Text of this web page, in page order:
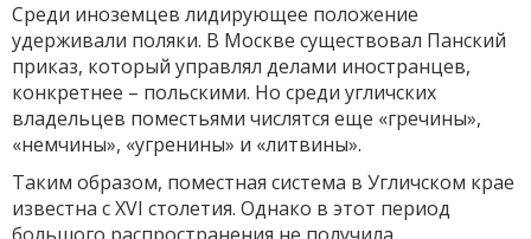
Среди иноземцев лидирующее положение
удерживали поляки. В Москве существовал Панский
приказ, который управлял делами иностранцев,
конкретнее – польскими. Но среди угличских
владельцев поместьями числятся еще «гречины»,
«немчины», «угренины» и «литвины».
Таким образом, поместная система в Угличском крае
известна с XVI столетия. Однако в этот период